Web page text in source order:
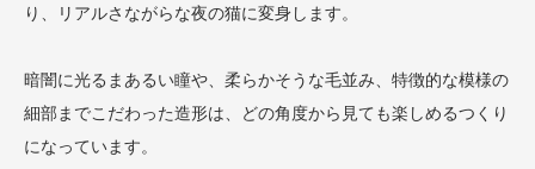
り、リアルさながらな夜の猫に変身します。
暗闇に光るまあるい瞳や、柔らかそうな毛並み、特徴的な模様の
細部までこだわった造形は、どの角度から見ても楽しめるつくり
になっています。